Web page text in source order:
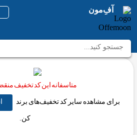
آفِ‌مون
متاسفانه این کد تخفیف
برای مشاهده سایر کد تخفیف‌های برند
کن.